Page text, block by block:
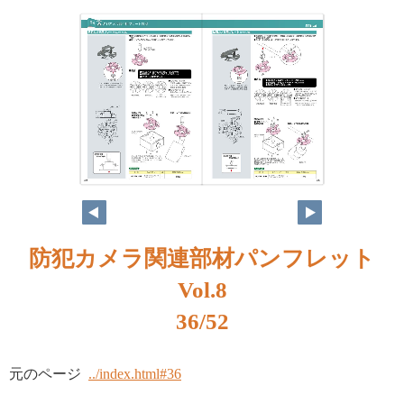
防犯カメラ関連部材パンフレット
Vol.8
36/52
元のページ ../index.html#36